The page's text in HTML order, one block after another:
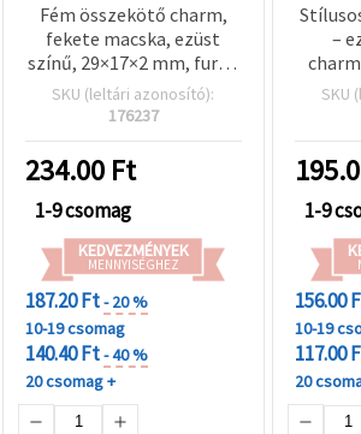
Fém összekötő charm,
fekete macska, ezüst
színű, 29×17×2 mm, furat:
1,5 mm – 2 db
SKU (leltári azonosító):
176237
234.00 Ft
1-9 csomag
KEDVEZMÉNYEK
MENNYISÉGHEZ
187.20 Ft- 20 %
10-19 csomag
140.40 Ft- 40 %
20 csomag +
–
lyuk
SKU
1-9
156.00
10-19
117.00
20